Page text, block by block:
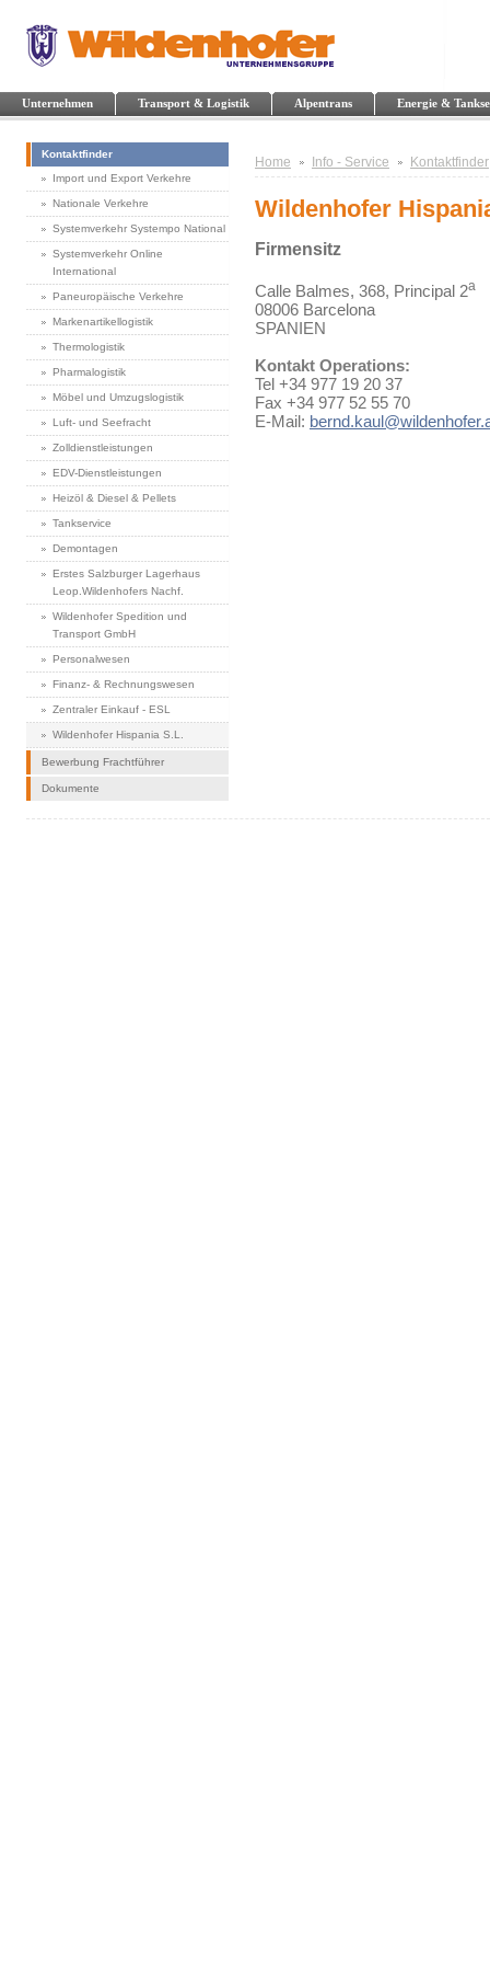
Unternehmen Transport & Logistik Alpentrans Energie &
Kontaktfinder
Import und Export Verkehre
Nationale Verkehre
Systemverkehr Systempo National
Systemverkehr Online
International
Paneuropäische Verkehre
Markenartikellogistik
Thermologistik
Pharmalogistik
Möbel und Umzugslogistik
Luft- und Seefracht
Zolldienstleistungen
EDV-Dienstleistungen
Heizöl & Diesel & Pellets
Tankservice
Demontagen
Erstes Salzburger Lagerhaus
Leop.Wildenhofers Nachf.
Wildenhofer Spedition und
Transport GmbH
Personalwesen
Finanz- & Rechnungswesen
Zentraler Einkauf - ESL
Wildenhofer Hispania S.L.
Bewerbung Frachtführer
Dokumente
Home Info - Service Kontaktfinder
Wildenhofer
Firmensitz
Calle Balmes, 368, Principal 2a
08006 Barcelona
SPANIEN
Kontakt Operations:
Tel +34 977 19 20 37
Fax +34 977 52 55 70
E-Mail: